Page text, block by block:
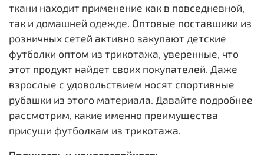
ткани находит применение как в повседневной,
так и домашней одежде. Оптовые поставщики из
розничных сетей активно закупают детские
футболки оптом из трикотажа, уверенные, что
этот продукт найдет своих покупателей. Даже
взрослые с удовольствием носят спортивные
рубашки из этого материала. Давайте подробнее
рассмотрим, какие именно преимущества
присущи футболкам из трикотажа.